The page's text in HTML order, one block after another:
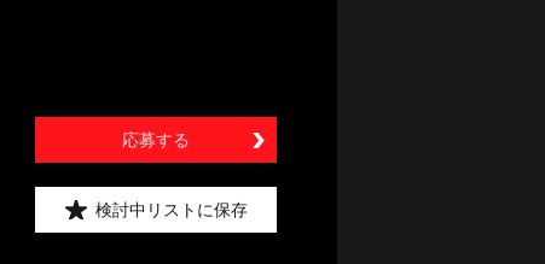
応募する
検討中リストに保存